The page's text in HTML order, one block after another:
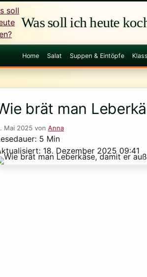
Was soll ich heute
Home Salat Suppen & Eintöpfe
brät man
Mai 2025 von Anna
5 Min
18. Dezember 2025 09:41